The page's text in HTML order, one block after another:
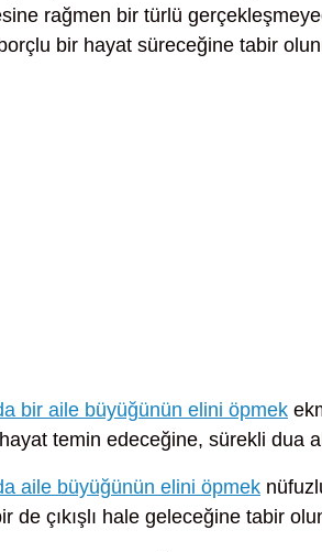
rağmen bir türlü
bir hayat süreceğine tabir
bir aile büyüğünün elini öpmek
temin edeceğine, sürekli dua
aile büyüğünün elini öpmek
de çıkışlı hale geleceğine tabir